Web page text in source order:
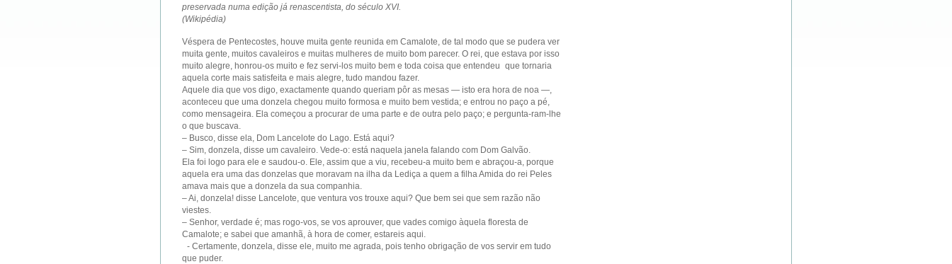
preservada numa edição já renascentista, do século XVI.
(Wikipédia)
Véspera de Pentecostes, houve muita gente reunida em Camalote, de tal modo que se pudera ver
muita gente, muitos cavaleiros e muitas mulheres de muito bom parecer. O rei, que estava por isso
muito alegre, honrou-os muito e fez servi-los muito bem e toda coisa que entendeu que tornaria
aquela corte mais satisfeita e mais alegre, tudo mandou fazer.
Aquele dia que vos digo, exactamente quando queriam pôr as mesas — isto era hora de noa —,
aconteceu que uma donzela chegou muito formosa e muito bem vestida; e entrou no paço a pé,
como mensageira. Ela começou a procurar de uma parte e de outra pelo paço; e pergunta-ram-lhe
o que buscava.
– Busco, disse ela, Dom Lancelote do Lago. Está aqui?
– Sim, donzela, disse um cavaleiro. Vede-o: está naquela janela falando com Dom Galvão.
Ela foi logo para ele e saudou-o. Ele, assim que a viu, recebeu-a muito bem e abraçou-a, porque
aquela era uma das donzelas que moravam na ilha da Lediça a quem a filha Amida do rei Peles
amava mais que a donzela da sua companhia.
– Ai, donzela! disse Lancelote, que ventura vos trouxe aqui? Que bem sei que sem razão não
viestes.
– Senhor, verdade é; mas rogo-vos, se vos aprouver, que vades comigo àquela floresta de
Camalote; e sabei que amanhã, à hora de comer, estareis aqui.
- Certamente, donzela, disse ele, muito me agrada, pois tenho obrigação de vos servir em tudo
que puder.